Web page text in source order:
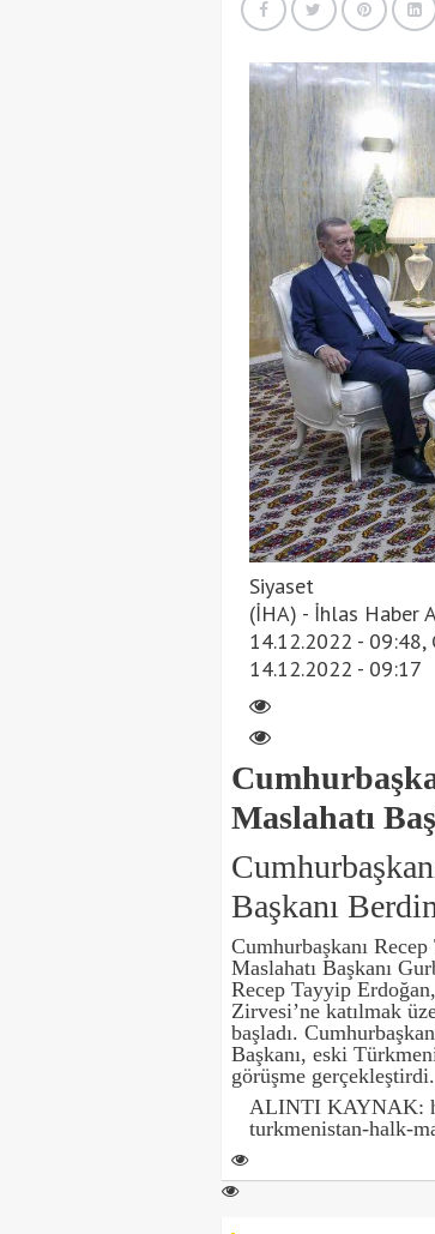
Siyaset
(İHA) - İhlas Haber
14.12.2022 - 09:48,
14.12.2022 - 09:17
Maslahatı
Başkanı
Cumhurbaşkanı
Maslahatı Başkanı
Recep Tayyip
Zirvesi’ne katılmak
başladı.
Başkanı, eski
görüşme gerçekleştirdi.
ALINTI KAYNAK:
turkmenistan-halk-